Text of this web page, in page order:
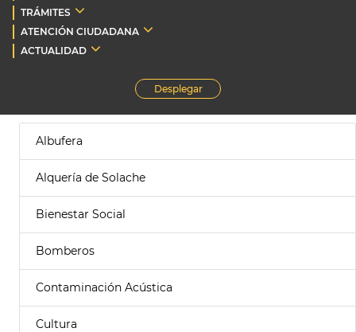
TRÁMITES
ATENCIÓN CIUDADANA
ACTUALIDAD
Desplegar
Albufera
Alquería de Solache
Bienestar Social
Bomberos
Contaminación Acústica
Cultura